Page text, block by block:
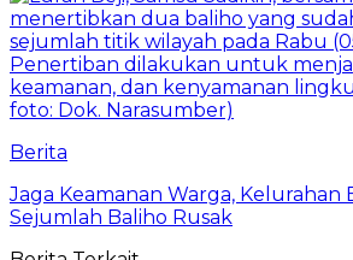
Berita
Jaga Keamanan Warga, Kelurahan
Sejumlah Baliho Rusak